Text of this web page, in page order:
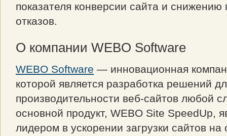
показателя конверсии сайта и снижению
отказов.
О компании WEBO Software
WEBO Software — инновационная
которой является разработка решений
производительности веб-сайтов любой
основной продукт, WEBO Site SpeedUp,
лидером в ускорении загрузки сайтов на